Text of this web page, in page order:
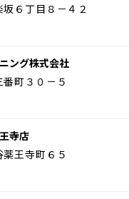
６丁目８－４２
ング株式会社
町３０－５
寺店
王寺町６５